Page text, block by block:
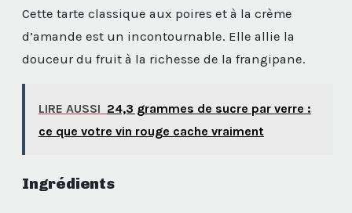
Cette tarte classique aux poires et à la crème
d’amande est un incontournable. Elle allie la
douceur du fruit à la richesse de la frangipane.
LIRE AUSSI 24,3 grammes de sucre par verre :
ce que votre vin rouge cache vraiment
Ingrédients